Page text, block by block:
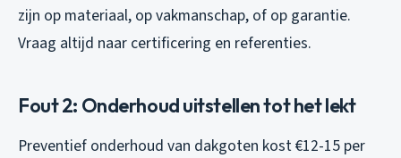
zijn op materiaal, op vakmanschap, of op garantie.
Vraag altijd naar certificering en referenties.
Fout 2: Onderhoud uitstellen tot het lekt
Preventief onderhoud van dakgoten kost €12-15 per